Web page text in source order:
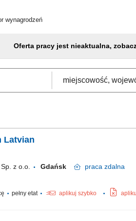
wynagrodzeń
Oferta pracy jest nieaktualna,
Latvian
z o.o. Gdańsk praca zdalna
pełny etat aplikuj szybko